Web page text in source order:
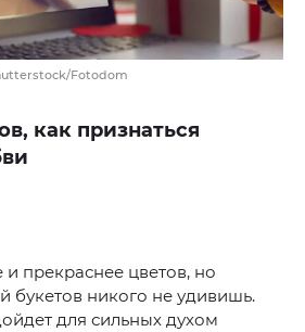
Fotodom
как признаться
прекраснее цветов, но
букетов никого не удивишь.
для сильных духом